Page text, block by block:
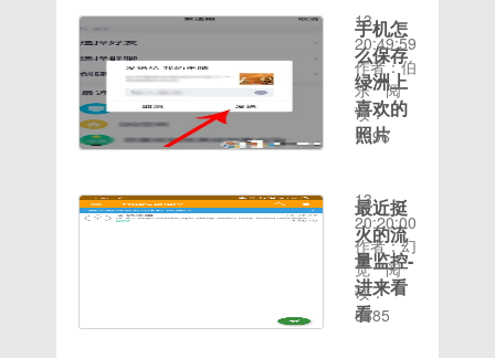
此ROM
为卡刷
ROM，
使用第三
方TWRP
刷机，刷
机完成后
大伙带来
如何更改
电脑ip地
址的图文
的方法。
如何更改
址如何更
改电脑ip
地址电脑
图解-1电
脑更改ip
地址操作
响应 7.
精简耗电
程序，超
长待机
https://
4E4B-
837E-
BDE8D546C507
于电脑蓝
屏问题很
多朋友都
是去送
修，其实
解决电脑
我们可以
通过排除
法找到问
题，对症
下药就可
以啦。接
时系统提
示“文件
或文件夹
正在使用
无法删
除”的情
况，如果
种情况不
知道应该
怎么解
决，就看
看下面小
编分享的
存一张图
片就会有
一个名为
Thumbs.db
的缓存文
件生成，
缓存。下
面小编就
教大家不
让win7
桌面自动
保存
大家手机
上都有微
信吧微信
是一个比
较大的聊
天平台最
小程序日
常火爆今
天向大家
介绍怎么
利用手机
微信里面
手机怎
么保存
绿洲上
喜欢的
照片
一款社交
平台，上
面有很多
用户发布
动态分享
自己生
13
20:49:59
作者：伯-
乐
阅
读：
1696
最近挺
火的流
量监控-
进来看
看
13
20:20:00
作者：幻
觉
阅
读：
5885